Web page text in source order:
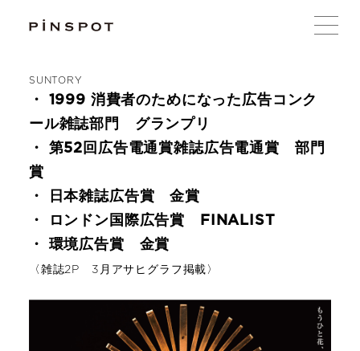
SUNTORY
・ 1999 消費者のためになった広告コンク
ール雑誌部門 グランプリ
・ 第52回広告電通賞雑誌広告電通賞 部門
賞
・ 日本雑誌広告賞 金賞
・ ロンドン国際広告賞 FINALIST
・ 環境広告賞 金賞
〈雑誌2P 3月アサヒグラフ掲載〉